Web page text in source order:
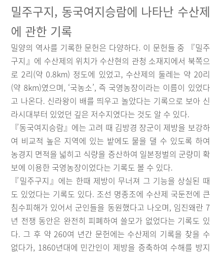
밀주구지, 동국여지승람에 나타난 수산제
에 관한 기록
밀양의 역사를 기록한 문헌은 다양하다. 이 문헌들 중 『밀주
구지』에 수산제의 위치가 수산현의 관청 소재지에서 북쪽으
로 2리(약 0.8km) 정도에 있었고, 수산제의 둘레는 약 20리
(약 8km)였으며, ‘국농소’, 즉 국영농장이라는 이름이 있었다
고 나온다. 신라왕이 배를 띄우고 놀았다는 기록으로 보아 신
라시대부터 있었던 깊은 저수지였다는 것도 알 수 있다.
『동국여지승람』에는 고려 때 김방경 장군이 제방을 보강하
여 비교적 높은 지역에 있는 밭에도 물을 댈 수 있도록 하여
농경지 면적을 넓히고 식량을 증산하여 일본정벌의 군량미 확
보에 이용한 국영농장이었다는 기록도 볼 수 있다.
『밀주구지』에는 한때 제방이 무너져 그 기능을 상실된 때
도 있었다는 기록도 있다. 조선 명종조에 수산제 국둔전에 큰
침수피해가 있어서 군인들을 동원했다고 나오며, 임진왜란 7
년 전쟁 동안은 완전히 피폐하여 쓸모가 없었다는 기록도 있
다. 그 후 약 260여 년간 문헌에는 수산제의 기록을 찾을 수
없다가, 1860년대에 민간인이 제방을 증축하여 수해를 방지